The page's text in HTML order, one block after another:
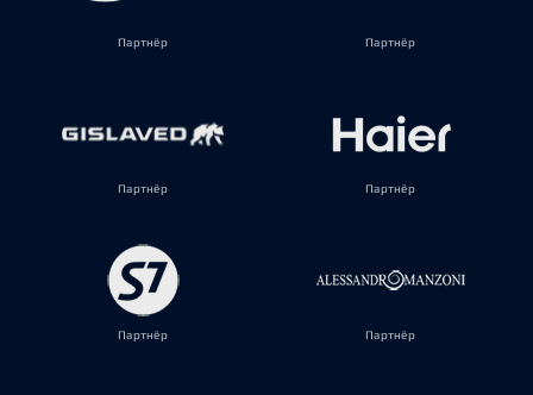
Партнёр Партнёр
Партнёр Партнёр
Партнёр Партнёр